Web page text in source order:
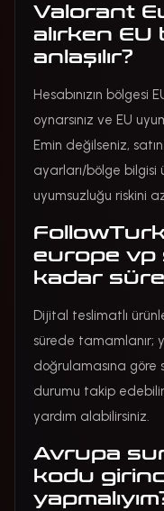
Valorant
alırken EU
anlaşılır?
Hesabınızın bölgesi
oynarsınız ve EU
Emin değilseniz,
ayarları/bölge bilgisi
uyumsuzluğu riskini
europe vp
kadar
Dijital teslimatlı
sürede tamamlanır;
doğrulamasına göre
durumu takip
yardım alabilirsiniz.
Avrupa
kodu